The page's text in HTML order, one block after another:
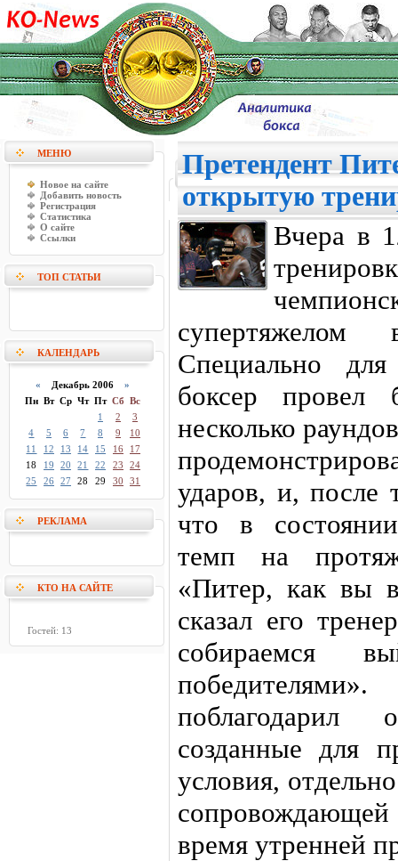
МЕНЮ
Новое на сайте
Добавить новость
Регистрация
Статистика
О сайте
Ссылки
ТОП СТАТЬИ
КАЛЕНДАРЬ
« Декабрь 2006 »
Пн Вт Ср Чт Пт Сб Вс
1
2
3
4
5 6 7 8 9
10
11
12 13 14 15 16
17
18
19 20 21 22 23
24
25
26 27 28 29 30 31
РЕКЛАМА
КТО НА САЙТЕ
Гостей: 13
Претендент
открытую
Вчера в
Специально для
боксер
несколько
ударов, и, после
что в
темп на
«Питер, как вы
сказал его
собираемся
поблагодарил
созданные для
условия,
время утренней